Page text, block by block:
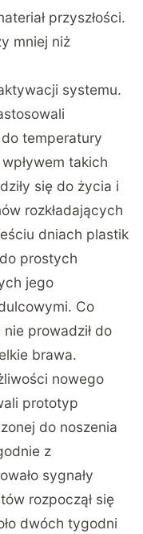
przyszłości.
mniej niż
systemu.
temperatury
takich
się do życia i
rozkładających
dniach plastik
prostych
jego
Co
prowadził do
brawa.
nowego
prototyp
do noszenia
z
sygnały
rozpoczął się
dwóch tygodni